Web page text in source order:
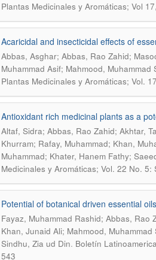
Plantas Medicinales y Aromáticas; Vol
Acaricidal and insecticidal effects of
Abbas, Asghar; Abbas, Rao Zahid;
Muhammad Asif; Mahmood,
Plantas Medicinales y Aromáticas; Vol.
Antioxidant rich medicinal plants as a
Altaf, Sidra; Abbas, Rao Zahid; Akhtar,
Khurram; Rafay, Muhammad; Khan,
Muhammad; Khater, Hanem Fathy;
Medicinales y Aromáticas; Vol. 22 No.
Potential of botanical driven essential
Fayaz, Muhammad Rashid; Abbas, Rao
Khan, Junaid Ali; Mahmood,
Sindhu, Zia ud Din. Boletín
543